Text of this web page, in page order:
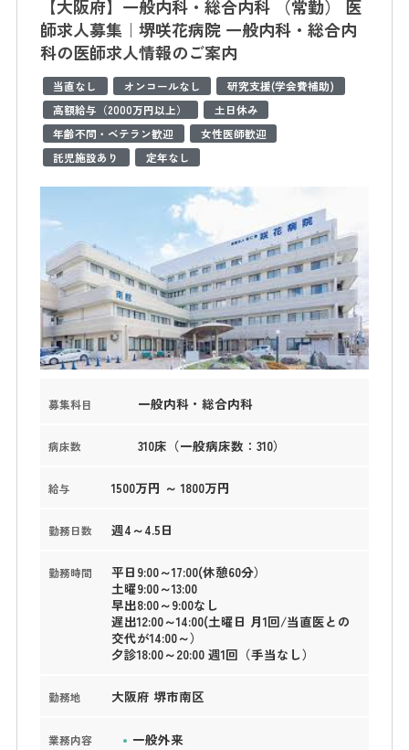
【大阪府】一般内科・総合内科 （常勤） 医
師求人募集｜堺咲花病院 一般内科・総合内
科の医師求人情報のご案内
当直なし オンコールなし
研究支援(学会費補助)
高額給与（2000万円以上）
土日休み
年齢不問・ベテラン歓迎
女性医師歓迎
託児施設あり
定年なし
募集科目 一般内科・総合内科
病床数 310床（一般病床数：310）
給与 1500万円 ～ 1800万円
勤務日数 週4～4.5日
勤務時間
平日9:00～17:00(休憩60分）
土曜9:00～13:00
早出8:00～9:00なし
遅出12:00～14:00(土曜日 月1回/当直医との
交代が14:00～）
夕診18:00～20:00 週1回（手当なし）
勤務地 大阪府 堺市南区
業務内容
一般外来